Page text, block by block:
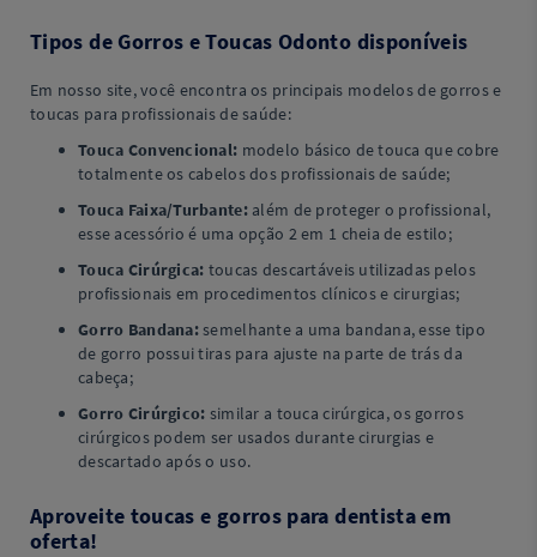
Tipos de Gorros e Toucas Odonto disponíveis
Em nosso site, você encontra os principais modelos de gorros e
toucas para profissionais de saúde:
Touca Convencional: modelo básico de touca que cobre
totalmente os cabelos dos profissionais de saúde;
Touca Faixa/Turbante:além de proteger o profissional,
esse acessório é uma opção 2 em 1 cheia de estilo;
Touca Cirúrgica: toucas descartáveis utilizadas pelos
profissionais em procedimentos clínicos e cirurgias;
Gorro Bandana:semelhante a uma bandana, esse tipo
de gorro possui tiras para ajuste na parte de trás da
cabeça;
Gorro Cirúrgico: similar a touca cirúrgica, os gorros
cirúrgicos podem ser usados durante cirurgias e
descartado após o uso.
Aproveite toucas e gorros para dentista em
oferta!